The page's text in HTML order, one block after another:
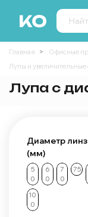
Главная
Офисные
Лупы и увеличительные
Лупа с
Диаметр
(мм)
5
0
6
0
7
0
75
10
0